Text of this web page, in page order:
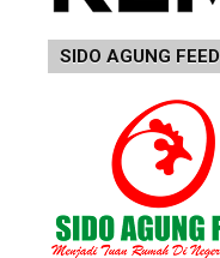
SIDO AGUNG FEED